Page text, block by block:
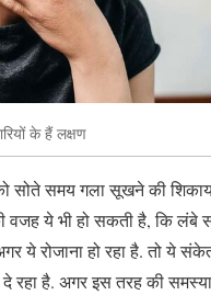
के हैं लक्षण
सोते समय गला सूखने की
वजह ये भी हो सकती है, कि
ये रोजाना हो रहा है. तो ये
रहा है. अगर इस तरह की समस्या